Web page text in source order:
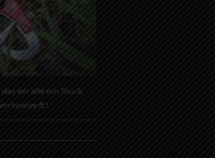
wir alle ein Stück
twelve ft.!